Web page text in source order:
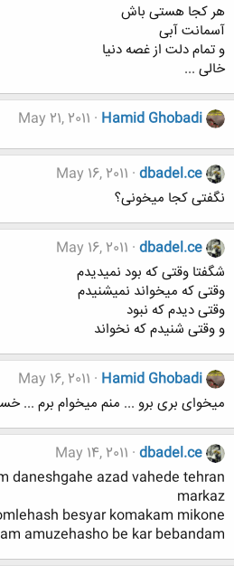
هر کجا هستی باش
آسمانت آبی
و تمام دلت از غصه دنیا
خالی ...
Hamid Ghobadi
May 21, 2011
dbadel.ce
May 16, 2011
نگفتی کجا میخونی؟
dbadel.ce
May 16, 2011
شگفتا وقتی که بود نمیدیدم
وقتی که میخواند نمیشنیدم
وقتی دیدم که نبود
و وقتی شنیدم که نخواند
Hamid Ghobadi
May 16, 2011
میخوای بری برو ... منم میخوام برم ...
dbadel.ce
May 14, 2011
daneshgahe azad vahede tehran
markaz
besyar komakam mikone
amuzehasho be kar bebandam